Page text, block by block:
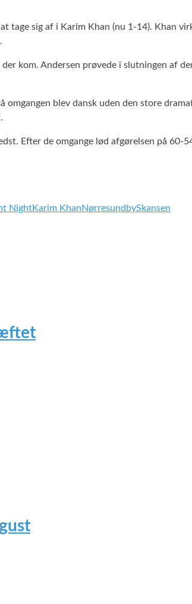
tage sig af i Karim Khan (nu 1-14). Khan
kom. Andersen prøvede i slutningen af
omgangen blev dansk uden den store
Efter de omgange lød afgørelsen på
NightKarim KhanNørresundbySkansen